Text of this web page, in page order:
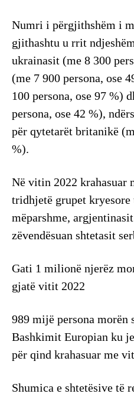
Numri i përgjithshëm i
gjithashtu u rrit
ukrainasit (me 8 300
(me 7 900 persona, ose
100 persona, ose 97 %)
persona, ose 42 %),
për qytetarët britanikë
%).
Në vitin 2022 krahasuar
tridhjetë grupet kryesore
mëparshme,
zëvendësuan shtetasit
Gati 1 milionë njerëz
gjatë vitit 2022
989 mijë persona morën
Bashkimit Europian ku
për qind krahasuar me
Shumica e shtetësive të